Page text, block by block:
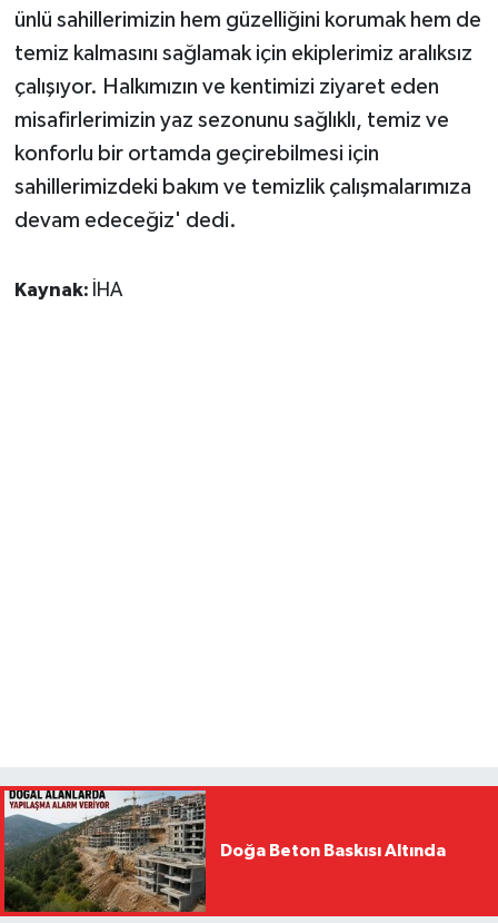
ünlü sahillerimizin hem güzelliğini korumak hem de
temiz kalmasını sağlamak için ekiplerimiz aralıksız
çalışıyor. Halkımızın ve kentimizi ziyaret eden
misafirlerimizin yaz sezonunu sağlıklı, temiz ve
konforlu bir ortamda geçirebilmesi için
sahillerimizdeki bakım ve temizlik çalışmalarımıza
devam edeceğiz' dedi.
Kaynak: İHA
Doğa Beton Baskısı Altında